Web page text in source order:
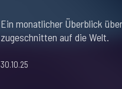
Ein monatlicher Überblick
zugeschnitten auf die Welt.
30.10.25